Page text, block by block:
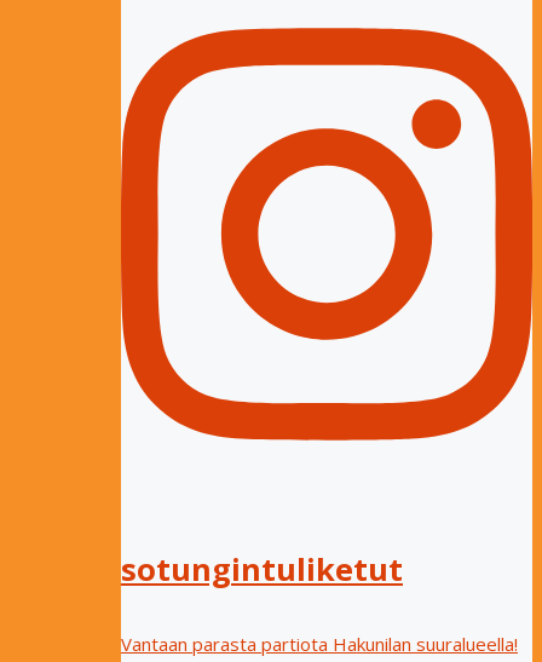
sotungintuliketut
Vantaan parasta partiota Hakunilan suuralueella!